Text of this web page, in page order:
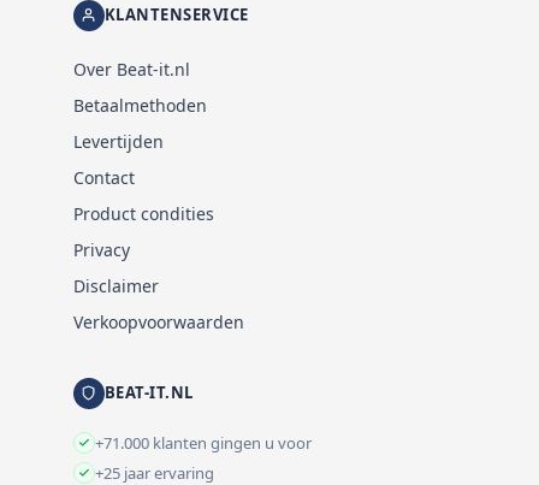
KLANTENSERVICE
Over Beat-it.nl
Betaalmethoden
Levertijden
Contact
Product condities
Privacy
Disclaimer
Verkoopvoorwaarden
BEAT-IT.NL
+71.000 klanten gingen u voor
+25 jaar ervaring